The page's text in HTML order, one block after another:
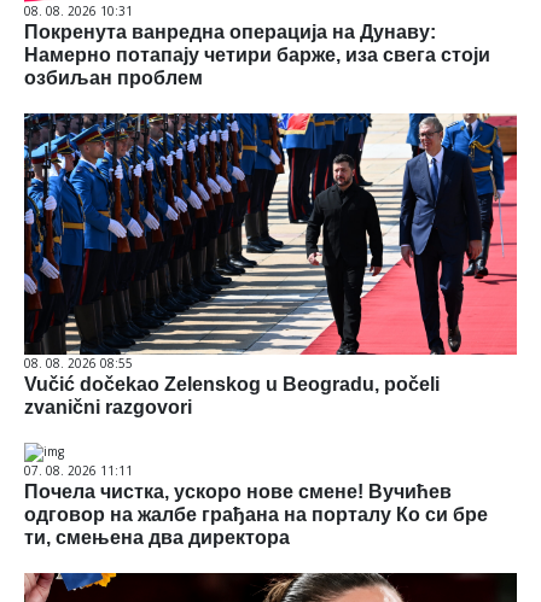
08. 08. 2026 10:31
Покренута ванредна операција на Дунаву:
Намерно потапају четири барже, иза свега стоји
озбиљан проблем
08. 08. 2026 08:55
Vučić dočekao Zelenskog u Beogradu, počeli
zvanični razgovori
07. 08. 2026 11:11
Почела чистка, ускоро нове смене! Вучићев
одговор на жалбе грађана на порталу Ко си бре
ти, смењена два директора